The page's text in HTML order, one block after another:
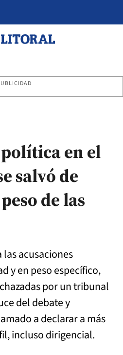
en el
salvó de
de las
acusaciones
y en peso específico,
por un tribunal
del debate y
a declarar a más
incluso dirigencial.